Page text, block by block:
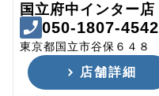
国立府中インター店
050-1807-4542
東京都国立市谷保６４８
店舗詳細